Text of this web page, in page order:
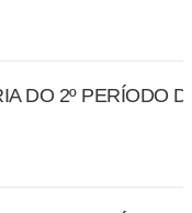
DO 2º PERÍODO